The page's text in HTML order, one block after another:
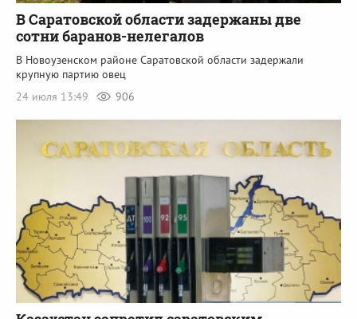
В Саратовской области задержаны две
сотни баранов-нелегалов
В Новоузенском районе Саратовской области задержали
крупную партию овец
24 июля 13:49
906